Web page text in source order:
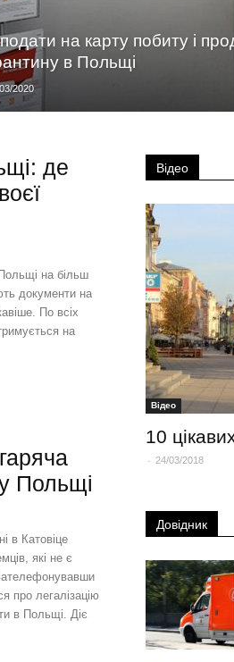
на карту побиту і
в Польщі
2020
де
на більш
документи на
По всіх
на
Польщі
в Катовіце
які не є
про легалізацію
в Польщі. Діє
Відео
Вiдео
10
- 24/03/2018
Довідник